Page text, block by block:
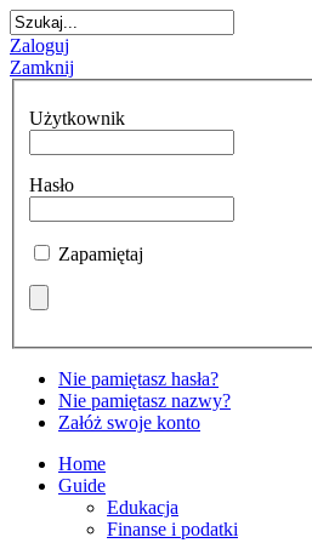
Zaloguj
Zamknij
Użytkownik
Hasło
Zapamiętaj
Nie pamiętasz hasła?
Nie pamiętasz nazwy?
Załóż swoje konto
Home
Guide
Edukacja
Finanse i podatki